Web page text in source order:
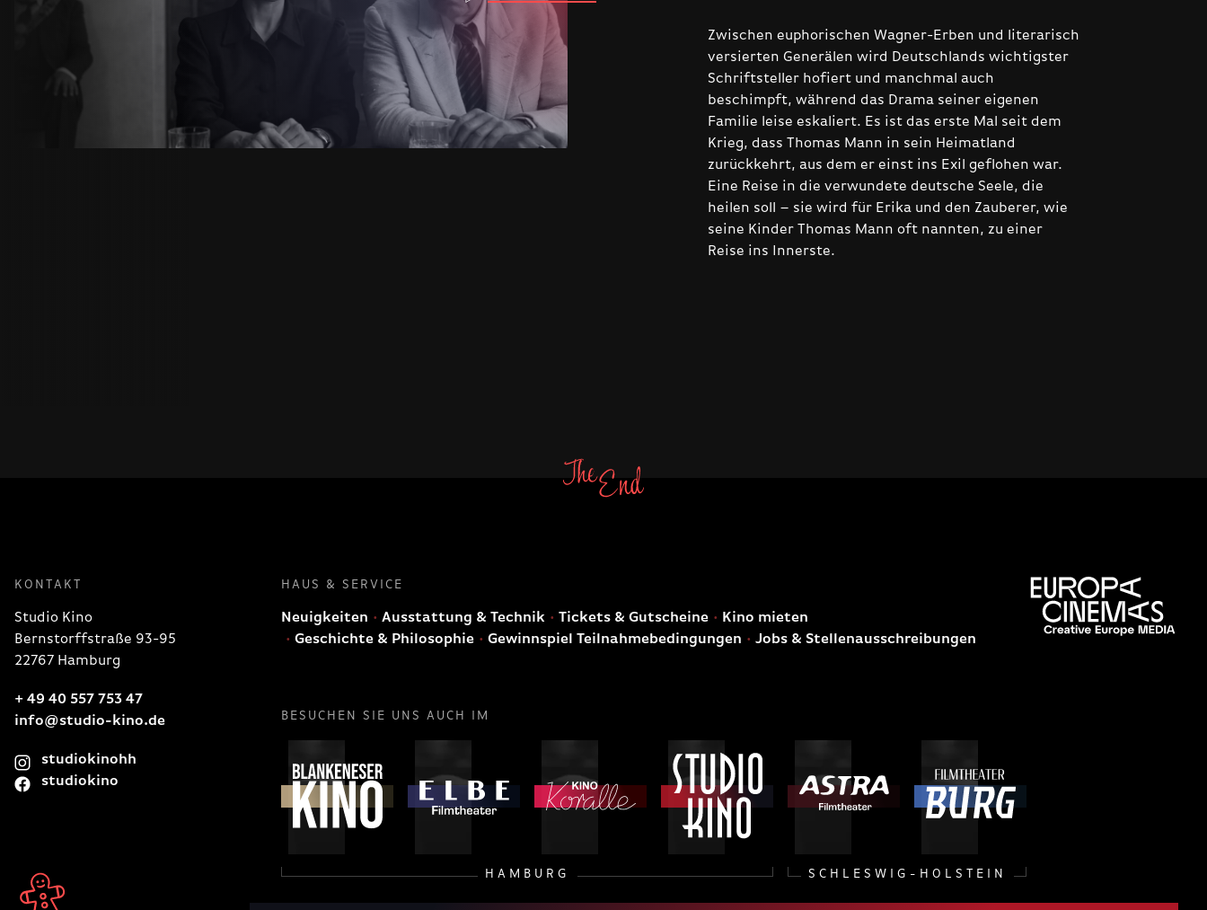
Zwischen euphorischen Wagner-Erben und literarisch
versierten Generälen wird Deutschlands wichtigster
Schriftsteller hofiert und manchmal auch
beschimpft, während das Drama seiner eigenen
Familie leise eskaliert. Es ist das erste Mal seit dem
Krieg, dass Thomas Mann in sein Heimatland
zurückkehrt, aus dem er einst ins Exil geflohen war.
Eine Reise in die verwundete deutsche Seele, die
heilen soll – sie wird für Erika und den Zauberer, wie
seine Kinder Thomas Mann oft nannten, zu einer
Reise ins Innerste.
KONTAKT
Studio Kino
Bernstorffstraße 93-95
22767 Hamburg
+ 49 40 557 753 47
info@studio-kino.de
studiokinohh
studiokino
HAUS & SERVICE
Neuigkeiten Ausstattung & Technik Tickets & Gutscheine
Kino mieten
Geschichte & Philosophie
Gewinnspiel Teilnahmebedingungen Jobs & Stellenausschreibungen
BESUCHEN SIE UNS AUCH IM
HAMBURG SCHLESWIG-HOLSTEIN